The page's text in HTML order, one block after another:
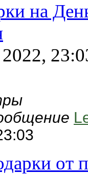
на
от